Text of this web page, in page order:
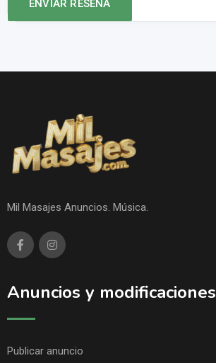
Mil Masajes Anuncios. Música.
Anuncios y modificaciones
Publicar anuncio